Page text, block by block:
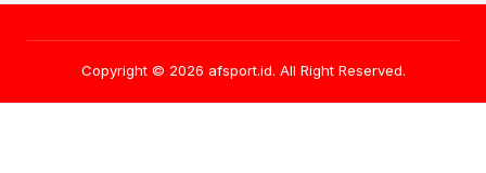
Copyright © 2026 afsport.id. All Right Reserved.